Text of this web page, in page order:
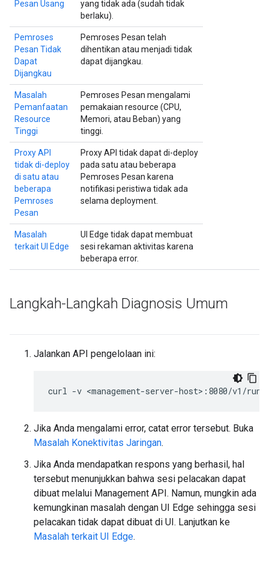
Pesan Usang
yang tidak ada (sudah tidak
berlaku).
Pemroses
Pesan Tidak
Dapat
Dijangkau
Pemroses Pesan telah
dihentikan atau menjadi tidak
dapat dijangkau.
Masalah
Pemanfaatan
Resource
Tinggi
Pemroses Pesan mengalami
pemakaian resource (CPU,
Memori, atau Beban) yang
tinggi.
Proxy API
tidak di-deploy
di satu atau
beberapa
Pemroses
Pesan
Proxy API tidak dapat di-deploy
pada satu atau beberapa
Pemroses Pesan karena
notifikasi peristiwa tidak ada
selama deployment.
Masalah
terkait UI Edge
UI Edge tidak dapat membuat
sesi rekaman aktivitas karena
beberapa error.
Langkah-Langkah Diagnosis Umum
Jalankan API pengelolaan ini:
Jika Anda mengalami error, catat error tersebut. Buka
Masalah Konektivitas Jaringan.
Jika Anda mendapatkan respons yang berhasil, hal
tersebut menunjukkan bahwa sesi pelacakan dapat
dibuat melalui Management API. Namun, mungkin ada
kemungkinan masalah dengan UI Edge sehingga sesi
pelacakan tidak dapat dibuat di UI. Lanjutkan ke
Masalah terkait UI Edge.